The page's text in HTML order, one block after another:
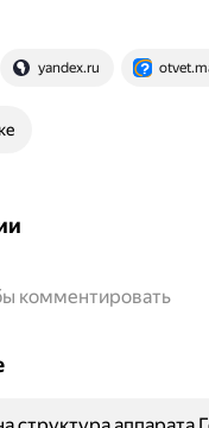
yandex.ru
комментировать